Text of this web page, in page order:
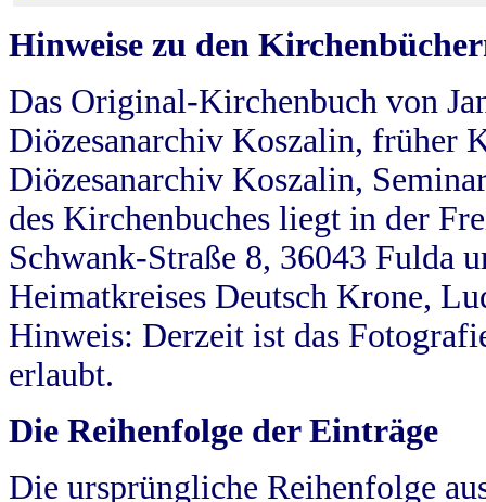
Hinweise zu den
Das Original-Kirchenbuch von
Diözesanarchiv Koszalin, früher
Diözesanarchiv Koszalin,
des Kirchenbuches liegt in der
Schwank-Straße 8, 36043 Fulda
Heimatkreises Deutsch Krone,
Hinweis: Derzeit ist das
erlaubt.
Die Reihenfolge der Einträge
Die ursprüngliche Reihenfolge